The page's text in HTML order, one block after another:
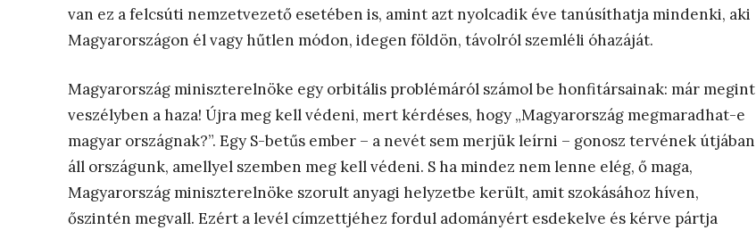
van ez a felcsúti nemzetvezető esetében is, amint azt nyolcadik éve tanúsíthatja mindenki, aki
Magyarországon él vagy hűtlen módon, idegen földön, távolról szemléli óhazáját.
Magyarország miniszterelnöke egy orbitális problémáról számol be honfitársainak: már megint
veszélyben a haza! Újra meg kell védeni, mert kérdéses, hogy „Magyarország megmaradhat-e
magyar országnak?”. Egy S-betűs ember – a nevét sem merjük leírni – gonosz tervének útjában
áll országunk, amellyel szemben meg kell védeni. S ha mindez nem lenne elég, ő maga,
Magyarország miniszterelnöke szorult anyagi helyzetbe került, amit szokásához híven,
őszintén megvall. Ezért a levél címzettjéhez fordul adományért esdekelve és kérve pártja